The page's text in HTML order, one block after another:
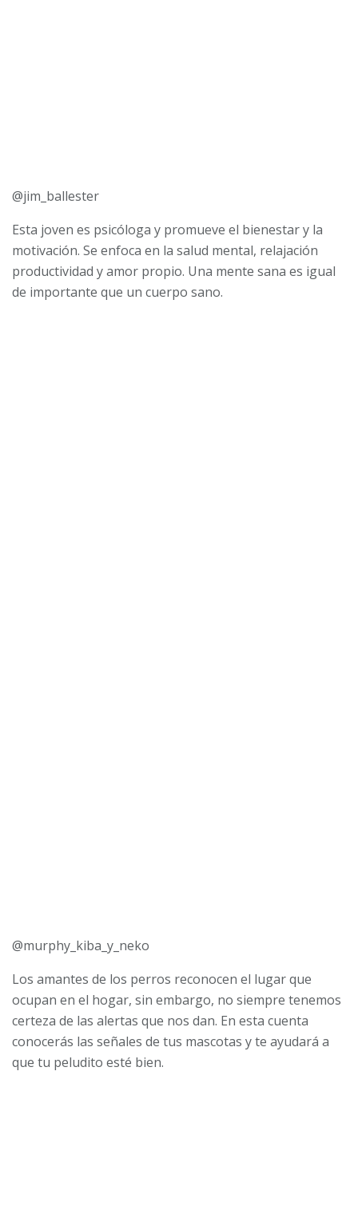
@jim_ballester
Esta joven es psicóloga y promueve el bienestar y la
motivación. Se enfoca en la salud mental, relajación
productividad y amor propio. Una mente sana es igual
de importante que un cuerpo sano.
@murphy_kiba_y_neko
Los amantes de los perros reconocen el lugar que
ocupan en el hogar, sin embargo, no siempre tenemos
certeza de las alertas que nos dan. En esta cuenta
conocerás las señales de tus mascotas y te ayudará a
que tu peludito esté bien.